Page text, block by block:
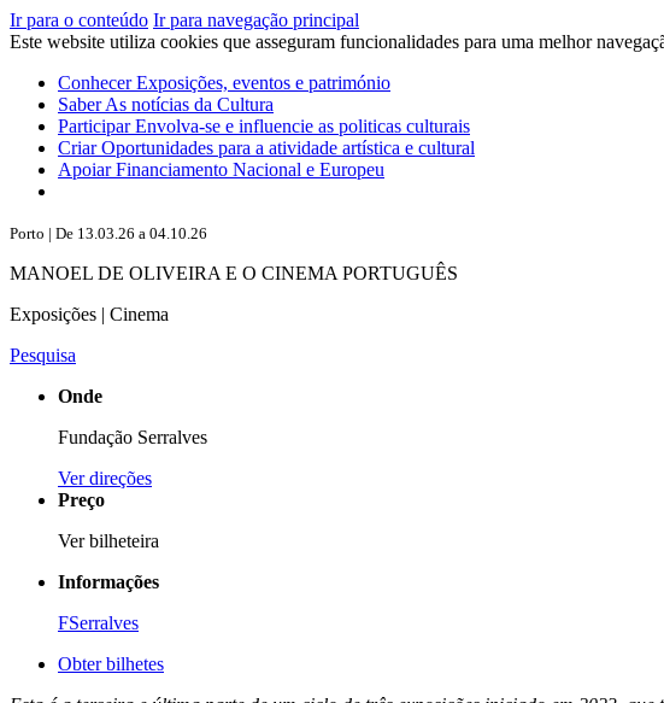
Ir para o conteúdo Ir para navegação principal
Este website utiliza cookies que asseguram funcionalidades para uma melhor
ConhecerExposições, eventos e património
SaberAs notícias da Cultura
ParticiparEnvolva-se e influencie as politicas culturais
CriarOportunidades para a atividade artística e cultural
ApoiarFinanciamento Nacional e Europeu
Porto | De 13.03.26 a 04.10.26
MANOEL DE OLIVEIRA E O CINEMA PORTUGUÊS
Exposições | Cinema
Pesquisa
Onde
Fundação Serralves
Ver direções
Preço
Ver bilheteira
Informações
FSerralves
Obter bilhetes